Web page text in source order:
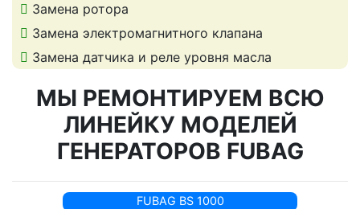
Замена ротора
Замена электромагнитного клапана
Замена датчика и реле уровня масла
МЫ РЕМОНТИРУЕМ ВСЮ
ЛИНЕЙКУ МОДЕЛЕЙ
ГЕНЕРАТОРОВ FUBAG
FUBAG BS 1000